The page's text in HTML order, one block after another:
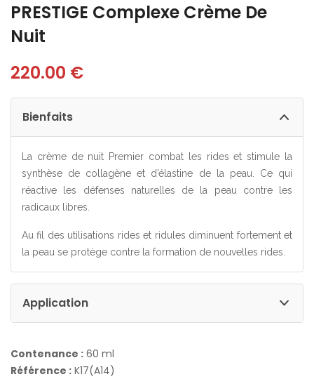
PRESTIGE Complexe Crème De
Nuit
220.00 €
Bienfaits
La crème de nuit Premier combat les rides et stimule la
synthèse de collagène et d’élastine de la peau. Ce qui
réactive les défenses naturelles de la peau contre les
radicaux libres.
Au fil des utilisations rides et ridules diminuent fortement et
la peau se protège contre la formation de nouvelles rides.
Application
Contenance : 60 ml
Référence : K17(A14)